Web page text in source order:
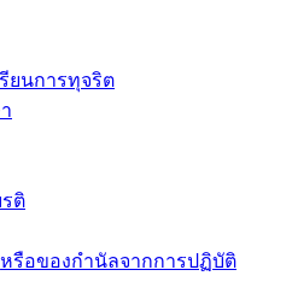
รียนการทุจริต
ติ
รือของกำนัลจากการปฏิบัติ